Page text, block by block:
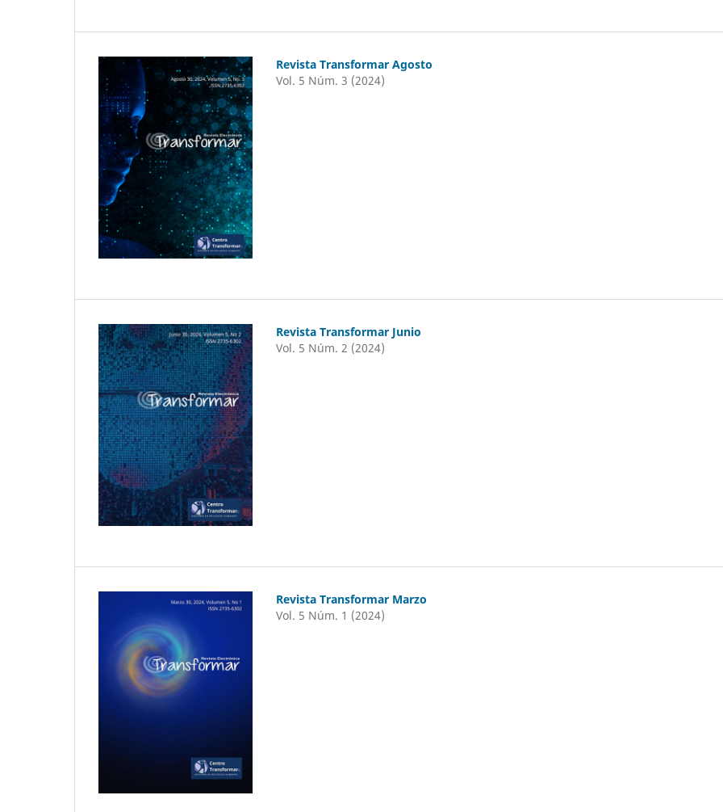
Revista Transformar Agosto
Vol. 5 Núm. 3 (2024)
Revista Transformar Junio
Vol. 5 Núm. 2 (2024)
Revista Transformar Marzo
Vol. 5 Núm. 1 (2024)